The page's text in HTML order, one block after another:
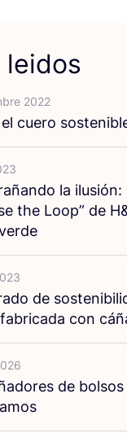
leidos
2022
cue­ro
la
the Loop” de H
de
con
de